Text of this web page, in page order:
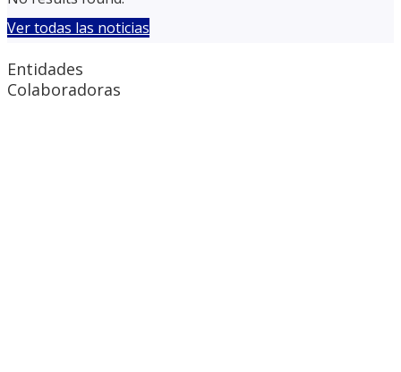
Ver todas las noticias
Entidades
Colaboradoras